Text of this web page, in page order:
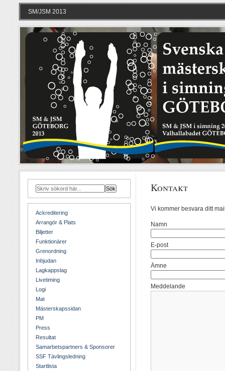
SM/JSM 2013
Kontakt
Vi kommer besvara ditt
Namn
E-post
Ämne
Meddelande
Ackreditering
Arrangör & Plats
Biljetter
Funktionärer
Grenordning
Inbjudan
Lagkappslag
Livetiming
Logi
Mat
Mästerskapssidan
PM
Press
Resultat
Samarbetspartners & Sponsorer
SSF Tävlingsledning
Startlista